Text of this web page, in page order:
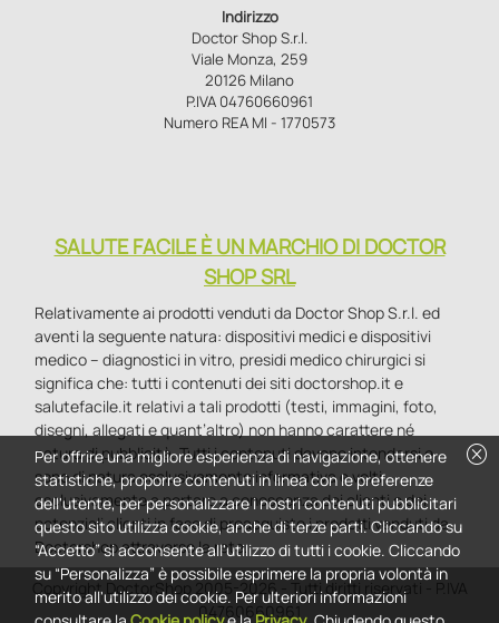
Indirizzo
Doctor Shop S.r.l.
Viale Monza, 259
20126 Milano
P.IVA 04760660961
Numero REA MI - 1770573
SALUTE FACILE È UN MARCHIO DI DOCTOR
SHOP SRL
Relativamente ai prodotti venduti da Doctor Shop S.r.l. ed
aventi la seguente natura: dispositivi medici e dispositivi
medico – diagnostici in vitro, presidi medico chirurgici si
significa che: tutti i contenuti dei siti doctorshop.it e
salutefacile.it relativi a tali prodotti (testi, immagini, foto,
disegni, allegati e quant’altro) non hanno carattere né
natura di pubblicità. Tutti i contenuti devono intendersi e
sono di natura esclusivamente informativa e volti
esclusivamente a portare a conoscenza dei clienti e dei
potenziali clienti in fase di preacquisto i prodotti venduti da
Doctorshop attraverso la rete.
Copyright DoctorShop 2005-2026 - Tutti diritti riservati - P.IVA
04760660961
cancel
Per offrire una migliore esperienza di navigazione, ottenere
statistiche, proporre contenuti in linea con le preferenze
dell'utente, per personalizzare i nostri contenuti pubblicitari
questo sito utilizza cookie, anche di terze parti. Cliccando su
“Accetto” si acconsente all'utilizzo di tutti i cookie. Cliccando
su “Personalizza” è possibile esprimere la propria volontà in
merito all'utilizzo dei cookie. Per ulteriori informazioni